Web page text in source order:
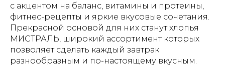
с акцентом на баланс, витамины и протеины,
фитнес-рецепты и яркие вкусовые сочетания.
Прекрасной основой для них станут хлопья
МИСТРАЛЬ, широкий ассортимент которых
позволяет сделать каждый завтрак
разнообразным и по-настоящему вкусным.